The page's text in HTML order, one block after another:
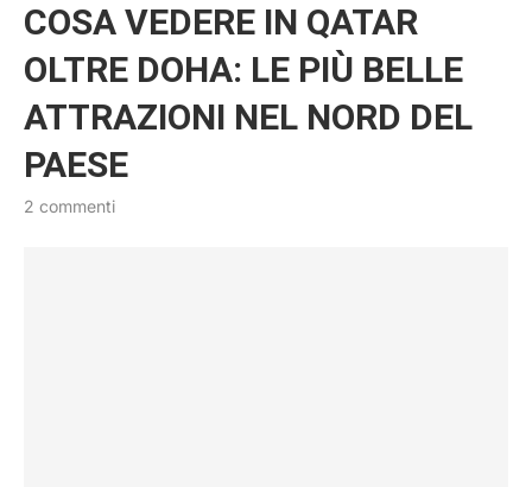
COSA VEDERE IN QATAR
OLTRE DOHA: LE PIÙ BELLE
ATTRAZIONI NEL NORD DEL
PAESE
2 commenti